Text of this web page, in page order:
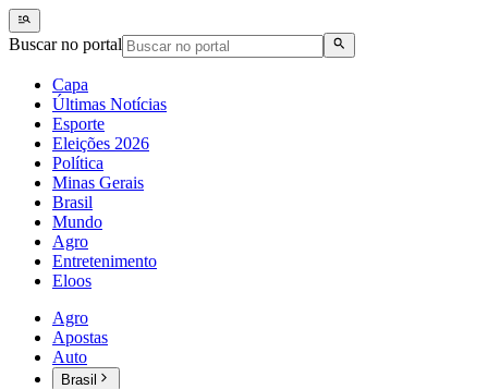
Buscar no portal
Capa
Últimas Notícias
Esporte
Eleições 2026
Política
Minas Gerais
Brasil
Mundo
Agro
Entretenimento
Eloos
Agro
Apostas
Auto
Brasil